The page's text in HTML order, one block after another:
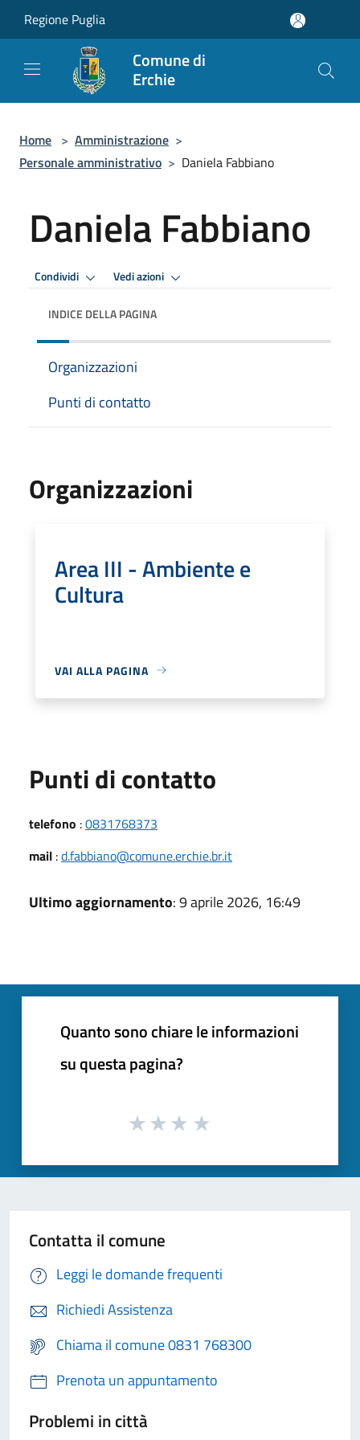
Regione Puglia
Comune di
Erchie
Home > Amministrazione >
Personale amministrativo > Daniela Fabbiano
Daniela Fabbiano
Condividi Vedi azioni
INDICE DELLA PAGINA
Organizzazioni
Punti di contatto
Organizzazioni
Area III - Ambiente e
Cultura
VAI ALLA PAGINA
Punti di contatto
telefono :0831768373
mail :d.fabbiano@comune.erchie.br.it
Ultimo aggiornamento: 9 aprile 2026, 16:49
Quanto sono chiare le informazioni
su questa pagina?
Contatta il comune
Leggi le domande frequenti
Richiedi Assistenza
Chiama il comune 0831 768300
Prenota un appuntamento
Problemi in città